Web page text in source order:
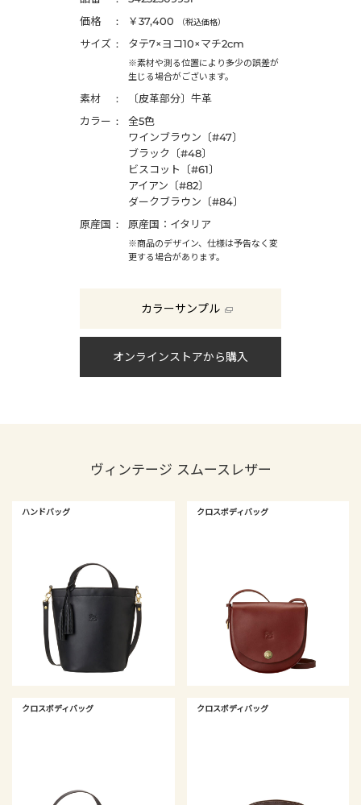
価格
￥37,400 （税込価格）
サイズ タテ7×ヨコ10×マチ2cm
※素材や測る位置により多少の誤差が
生じる場合がございます。
素材
〔皮革部分〕牛革
カラー
全5色
ワインブラウン〔#47〕
ブラック〔#48〕
ビスコット〔#61〕
アイアン〔#82〕
ダークブラウン〔#84〕
原産国
原産国：イタリア
※商品のデザイン、仕様は予告なく変
更する場合があります。
カラーサンプル
オンラインストアから購入
ヴィンテージ スムースレザー
ハンドバッグ クロスボディバッグ
クロスボディバッグ クロスボディバッグ